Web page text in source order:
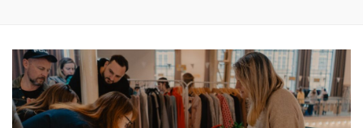
Jewelry